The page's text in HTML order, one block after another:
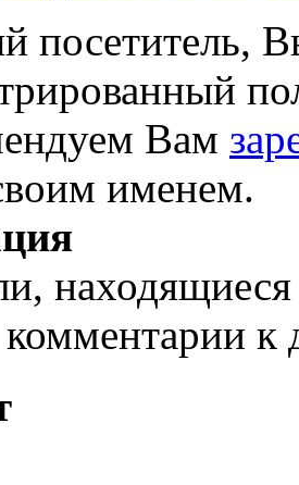
посетитель,
Вам
именем.
комментарии